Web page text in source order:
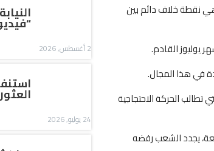
نقطة خلاف دائم بين
في هذا المجال.
الحركة الاحتجاجية
يجدد الشعب رفضه
2 أغسطس, 2026
24 يوليو, 2026